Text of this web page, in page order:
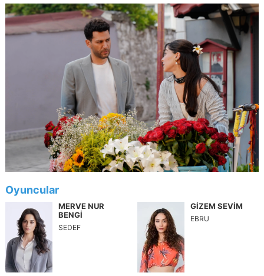
Oyuncular
MERVE NUR
BENGİ
SEDEF
GİZEM SEVİM
EBRU